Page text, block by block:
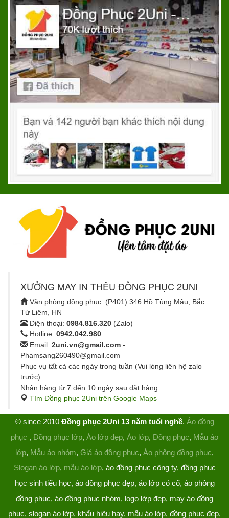
XƯỞNG MAY IN THÊU ĐỒNG PHỤC 2UNI
Văn phòng đồng phục: (P401) 346 Hồ Tùng Mậu, Bắc
Từ Liêm, HN
Điện thoại: 0984.816.320 (Zalo)
Hotline: 0942.042.980
Email: 2uni.vn@gmail.com -
Phamsang260490@gmail.com
Phục vụ tất cả các ngày trong tuần (Vui lòng liên hệ zalo
trước)
Nhận hàng từ 7 đến 10 ngày sau đặt hàng
Tìm Đồng phục 2Uni trên Google Maps
© since 2010 Đồng phục 2Uni 13 năm tuổi nghề. Áo đồng
phục , Đồng phục lớp, Áo lớp đẹp, Áo lớp, Đồng phục, Mẫu áo
lớp, Mẫu áo nhóm, Giá áo đồng phục, Áo phông đồng phục,
Slogan áo lớp, mẫu áo lớp, áo đồng phục công ty, đồng phục
học sinh tiểu học, áo đồng phục đẹp, áo lớp có cổ, áo phông
đồng phục, áo đồng phục nhóm, logo lớp đẹp, may áo đồng
phục, slogan áo lớp, khẩu hiệu hay, mẫu áo lớp, đồng phục đẹp,